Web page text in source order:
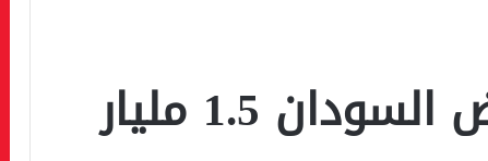
فرنسا تتعهد بإقراض السودان 1.5 مليار